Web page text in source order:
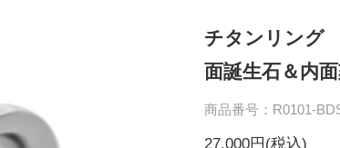
チタンリン
面誕生石＆内
商品番号：R0101-
27,000円(税込)